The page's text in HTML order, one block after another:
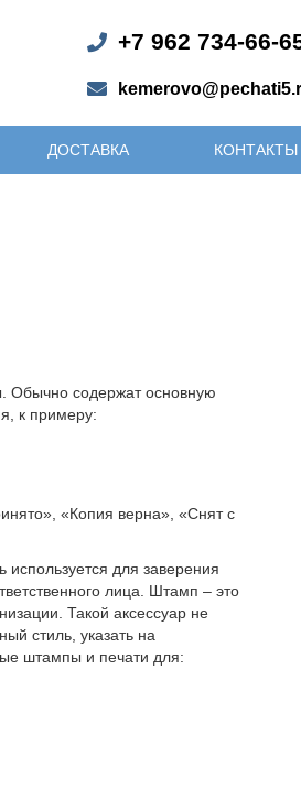
+7 962 734-66-
ДОСТАВКА КОНТАКТЫ
Обычно содержат основную
к примеру:
«Копия верна», «Снят с
для заверения
лица. Штамп – это
Такой аксессуар не
стиль, указать на
штампы и печати для: